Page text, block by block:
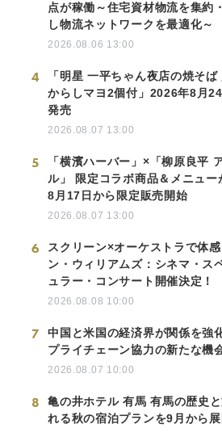
点が稼働～住宅資材物流を集約
し物流ネットワークを最適化～
2026.08.06 13:00
4
「明星 一平ちゃん夜店の焼そば
からしマヨ2個付」2026年8月
発売
2026.08.07 13:00
5
「横濱ハーバー」×「柳原良平
ル」 限定コラボ商品＆メニュ
8月17日から限定販売開始
2026.08.07 13:00
6
スクリーン×オーケストラで体感
ン・ウィリアムズ：シネマ・ス
ュラー・コンサート開催決定！
2026.08.08 10:00
7
中国と米国の経済界が関係を強
プライチェーン協力の新たな機
2026.08.07 10:00
8
亀の井ホテル 有馬 有馬の歴史
れる秋の宿泊プランを9月から展